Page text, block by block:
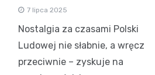
7 lipca 2025
Nostalgia za czasami Polski
Ludowej nie słabnie, a wręcz
przeciwnie – zyskuje na